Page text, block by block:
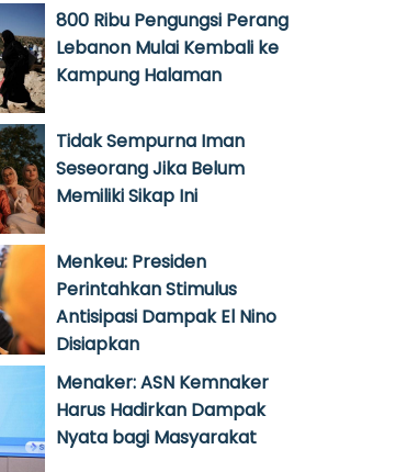
800 Ribu Pengungsi Perang
Lebanon Mulai Kembali ke
Kampung Halaman
Tidak Sempurna Iman
Seseorang Jika Belum
Memiliki Sikap Ini
Menkeu: Presiden
Perintahkan Stimulus
Antisipasi Dampak El Nino
Disiapkan
Menaker: ASN Kemnaker
Harus Hadirkan Dampak
Nyata bagi Masyarakat